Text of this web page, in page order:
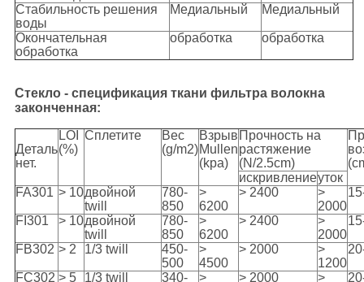
Стабильность решения
воды
Медиальный Медиальный
Окончательная
обработка
обработка обработка
Стекло - спецификация ткани фильтра волокна
законченная:
Деталь
нет.
LOI
(%)
Сплетите
Вес
(g/m2)
Взрыв
Mullen
(kpa)
Прочность на
растяжение
(N/2.5cm)
искривлениеуток
FA301 > 10двойной
twill
780-
850
>
6200
> 2400
>
2000
FI301 > 10двойной
twill
780-
850
>
6200
> 2400
>
2000
FB302 > 2 1/3 twill
450-
500
>
4500
> 2000
>
1200
FC302 > 5 1/3 twill 340- > > 2000 >